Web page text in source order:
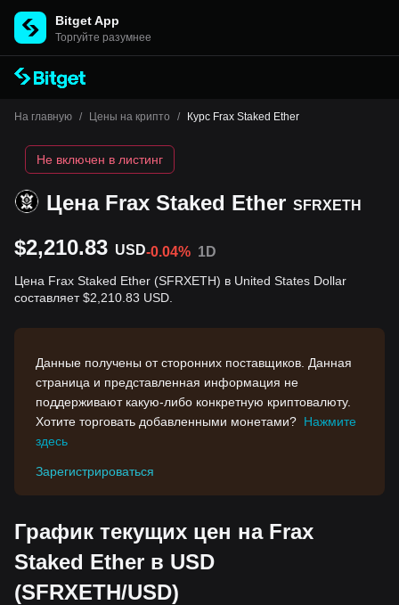
Bitget App
Торгуйте разумнее
На главную / Цены на крипто / Курс Frax Staked Ether
Цена Frax Staked Ether SFRXETH
Не включен в листинг
$2,210.83 USD-0.04% 1D
Цена Frax Staked Ether (SFRXETH) в United States Dollar
составляет $2,210.83 USD.
Данные получены от сторонних поставщиков. Данная
страница и представленная информация не
поддерживают какую-либо конкретную криптовалюту.
Хотите торговать добавленными монетами? Нажмите
здесь
Зарегистрироваться
График текущих цен на Frax
Staked Ether в USD
(SFRXETH/USD)